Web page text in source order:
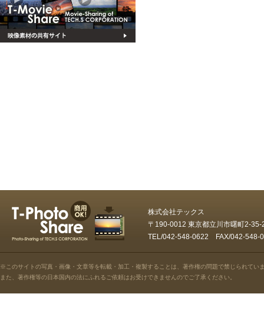
株式会社テックス
〒190-0012 東京都立川市曙町2-
TEL/042-548-0622 FAX/042-548-
※このサイトの写真・画像・文章等を転載・加工・複製することは、著作権の問題で禁じられてい
また、著作権等の日本国内の法にふれるご依頼はお受けできませんのでご了承ください。